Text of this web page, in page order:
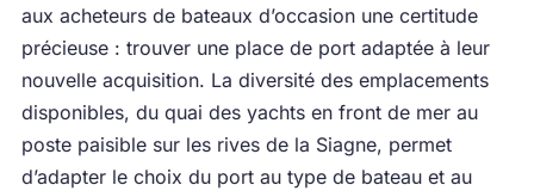
aux acheteurs de bateaux d’occasion une certitude
précieuse : trouver une place de port adaptée à leur
nouvelle acquisition. La diversité des emplacements
disponibles, du quai des yachts en front de mer au
poste paisible sur les rives de la Siagne, permet
d’adapter le choix du port au type de bateau et au